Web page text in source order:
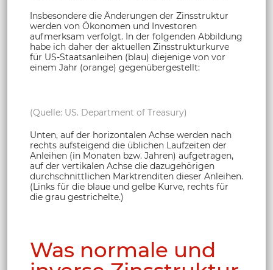
Insbesondere die Änderungen der Zinsstruktur
werden von Ökonomen und Investoren
aufmerksam verfolgt. In der folgenden Abbildung
habe ich daher der aktuellen Zinsstrukturkurve
für US-Staatsanleihen (blau) diejenige von vor
einem Jahr (orange) gegenübergestellt:
(Quelle: US. Department of Treasury)
Unten, auf der horizontalen Achse werden nach
rechts aufsteigend die üblichen Laufzeiten der
Anleihen (in Monaten bzw. Jahren) aufgetragen,
auf der vertikalen Achse die dazugehörigen
durchschnittlichen Marktrenditen dieser Anleihen.
(Links für die blaue und gelbe Kurve, rechts für
die grau gestrichelte.)
Was normale und